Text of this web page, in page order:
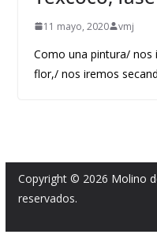
11 mayo, 2020 vmj
Como una pintura/
flor,/ nos iremos
Copyright © 2026 Molino
reservados.